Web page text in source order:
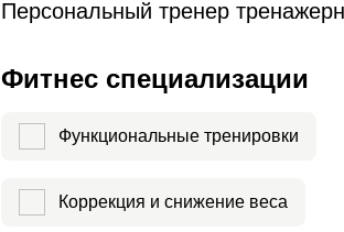
Персональный тренер
Фитнес специализации
Функциональные тренировки
Коррекция и снижение веса